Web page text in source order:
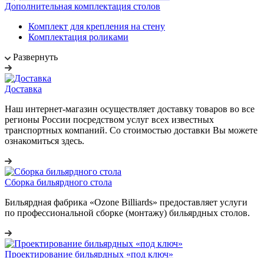
Дополнительная комплектация столов
Комплект для крепления на стену
Комплектация роликами
Развернуть
Доставка
Наш интернет-магазин осуществляет доставку товаров во все
регионы России посредством услуг всех известных
транспортных компаний. Со стоимостью доставки Вы можете
ознакомиться здесь.
Сборка бильярдного стола
Бильярдная фабрика «Ozone Billiards» предоставляет услуги
по профессиональной сборке (монтажу) бильярдных столов.
Проектирование бильярдных «под ключ»